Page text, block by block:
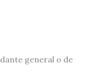
general o de